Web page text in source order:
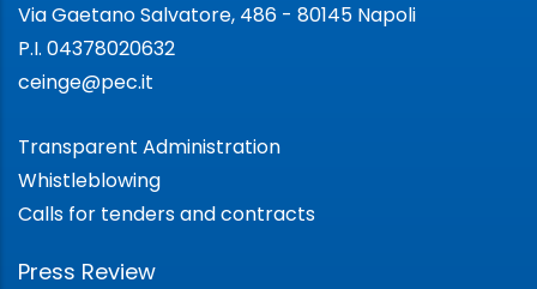
Via Gaetano Salvatore, 486 - 80145 Napoli
P.I. 04378020632
ceinge@pec.it
Transparent Administration
Whistleblowing
Calls for tenders and contracts
Press Review